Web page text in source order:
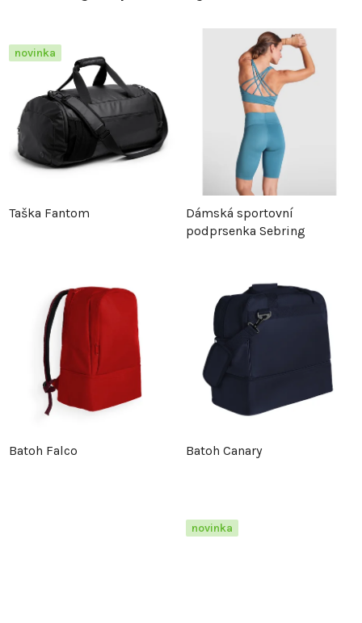
novinka
Taška Fantom
Dámská sportovní
podprsenka Sebring
Batoh Falco Batoh Canary
novinka